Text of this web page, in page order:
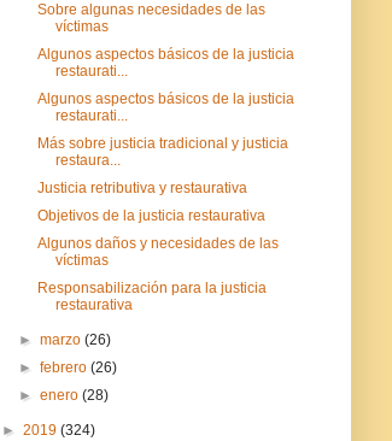
Sobre algunas necesidades de las
víctimas
Algunos aspectos básicos de la justicia
restaurati...
Algunos aspectos básicos de la justicia
restaurati...
Más sobre justicia tradicional y justicia
restaura...
Justicia retributiva y restaurativa
Objetivos de la justicia restaurativa
Algunos daños y necesidades de las
víctimas
Responsabilización para la justicia
restaurativa
►marzo(26)
►febrero(26)
►enero(28)
► 2019 (324)